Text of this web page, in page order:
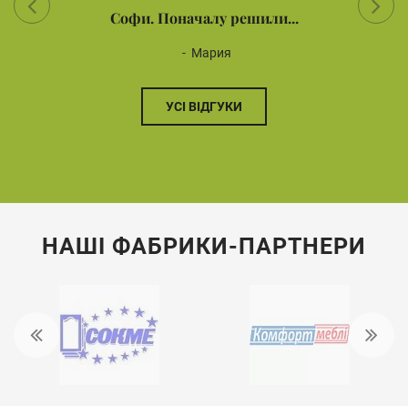
Софи. Поначалу решили...
Мария
УСІ ВІДГУКИ
НАШІ ФАБРИКИ-ПАРТНЕРИ